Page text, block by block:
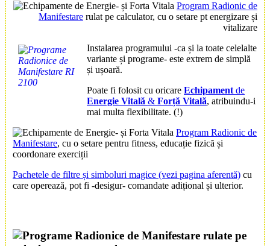
Program Radionic de
Manifestare rulat pe calculator, cu o setare pt energizare și
vitalizare
Instalarea programului -ca și la toate celelalte
variante și programe- este extrem de simplă
și ușoară.
Poate fi folosit cu oricare Echipament de
Energie Vitală & Forță Vitală, atribuindu-i
mai multa flexibilitate. (!)
Program Radionic de
Manifestare, cu o setare pentru fitness, educație fizică și
coordonare exerciții
Pachetele de filtre și simboluri magice (vezi pagina aferentă) cu
care operează, pot fi -desigur- comandate adițional și ulterior.